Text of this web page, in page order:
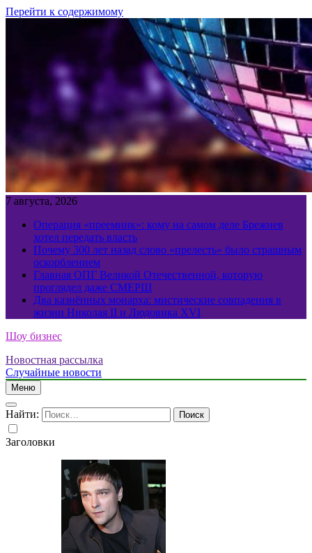
Перейти к содержимому
7 августа, 2026
Операция «преемник»: кому на самом деле Брежнев
хотел передать власть
Почему 300 лет назад слово «прелесть» было страшным
оскорблением
Главная ОПГ Великой Отечественной, которую
проглядел даже СМЕРШ
Два казнённых монарха: мистические совпадения в
жизни Николая II и Людовика XVI
Шоу бизнес
Новостная рассылка
Случайные новости
Меню
Найти:
Заголовки